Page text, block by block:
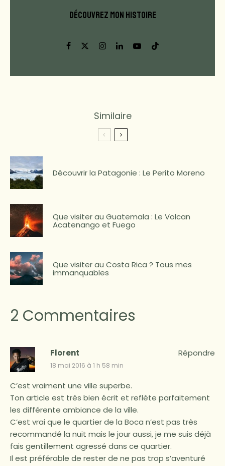
DÉCOUVREZ MON HISTOIRE
Similaire
Découvrir la Patagonie : Le Perito Moreno
Que visiter au Guatemala : Le Volcan
Acatenango et Fuego
Que visiter au Costa Rica ? Tous mes
immanquables
2 Commentaires
Florent
18 mai 2016 à 1 h 58 min
C’est vraiment une ville superbe.
Ton article est très bien écrit et reflète parfaitement
les différente ambiance de la ville.
C’est vrai que le quartier de la Boca n’est pas très
recommandé la nuit mais le jour aussi, je me suis déjà
fais gentillement agressé dans ce quartier.
Il est préférable de rester de ne pas trop s’aventuré
Répondre